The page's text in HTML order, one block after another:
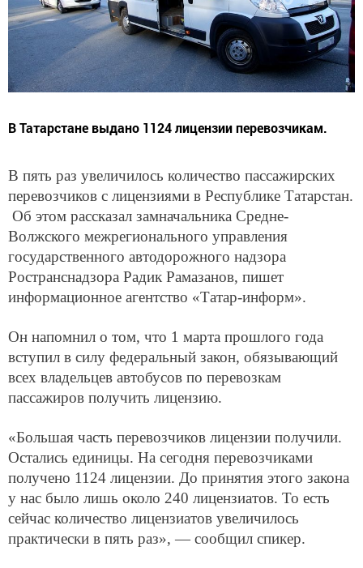
В Татарстане выдано 1124 лицензии перевозчикам.
В пять раз увеличилось количество пассажирских
перевозчиков с лицензиями в Республике Татарстан.
Об этом рассказал замначальника Средне-
Волжского межрегионального управления
государственного автодорожного надзора
Ространснадзора Радик Рамазанов, пишет
информационное агентство «Татар-информ».
Он напомнил о том, что 1 марта прошлого года
вступил в силу федеральный закон, обязывающий
всех владельцев автобусов по перевозкам
пассажиров получить лицензию.
«Большая часть перевозчиков лицензии получили.
Остались единицы. На сегодня перевозчиками
получено 1124 лицензии. До принятия этого закона
у нас было лишь около 240 лицензиатов. То есть
сейчас количество лицензиатов увеличилось
практически в пять раз», — сообщил спикер.